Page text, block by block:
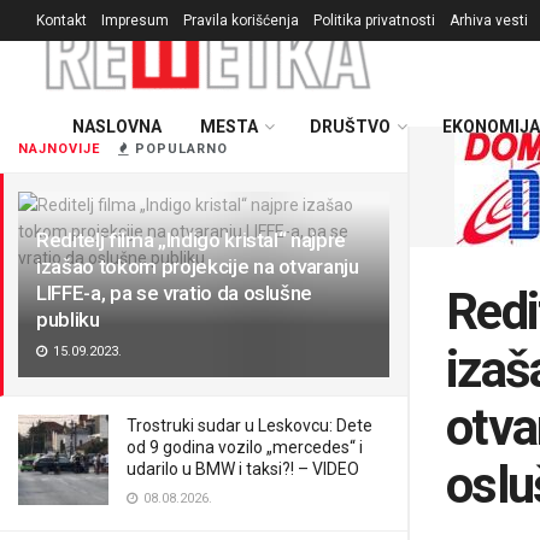
NAJNOVIJE POPULARNO
Reditelj filma „Indigo kristal“ najpre
izašao tokom projekcije na otvaranju
LIFFE-a, pa se vratio da oslušne
publiku
15.09.2023.
Trostruki sudar u Leskovcu: Dete
od 9 godina vozilo „mercedes“ i
udarilo u BMW i taksi?! – VIDEO
08.08.2026.
Kontakt Impresum Pravila korišćenja Politika privatnosti Arhiva vesti
NASLOVNA MESTA DRUŠTVO EKONOMIJA